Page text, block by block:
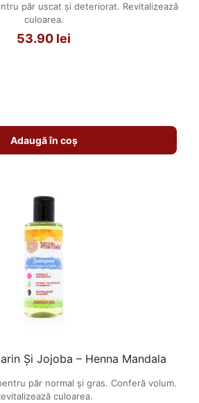
păr uscat și deteriorat. Revitalizează
culoarea.
53.90 lei
Adaugă în coș
Și Jojoba – Henna Mandala
păr normal și gras. Conferă volum.
culoarea.